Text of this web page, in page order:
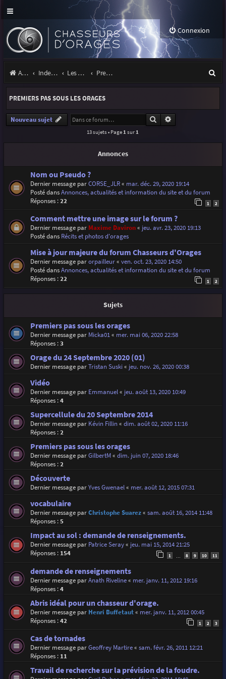
Connexion
Accueil Index du forum Les orages Premiers pas sous les orages
e
r
PREMIERS PAS SOUS LES ORAGES
Nouveau sujet Rechercher
13 sujets • Page 1 sur 1
Annonces
Nom ou Pseudo ?
Dernier message parCORSE_JLR« mar. déc. 29, 2020 19:14
Posté dansAnnonces, actualités et information du site et du forum
Réponses :22 1 2
Comment mettre une image sur le forum ?
Dernier message par Maxime Daviron« jeu. avr. 23, 2020 19:13
Posté dans Récits et photos d'orages
Mise à jour majeure du forum Chasseurs d'Orages
Dernier message parorpailleur« ven. oct. 23, 2020 14:50
Posté dansAnnonces, actualités et information du site et du forum
Réponses :22 1 2
Sujets
Premiers pas sous les orages
Dernier message par Micka01« mer. mai 06, 2020 22:58
Réponses :3
Orage du 24 Septembre 2020 (01)
Dernier message parTristan Suski« jeu. nov. 26, 2020 00:38
Vidéo
Dernier message par Emmanuel« jeu. août 13, 2020 10:49
Réponses :4
Supercellule du 20 Septembre 2014
Dernier message par Kévin Fillin« dim. août 02, 2020 11:16
Réponses :2
Premiers pas sous les orages
Dernier message parGilbertM« dim. juin 07, 2020 18:46
Réponses :2
Découverte
Dernier message parYves Gwenael« mer. août 12, 2015 07:31
vocabulaire
Dernier message parChristophe Suarez« sam. août 16, 2014 11:48
Réponses :5
Impact au sol : demande de renseignements.
Dernier message par Patrice Seray« jeu. mai 15, 2014 21:25
Réponses : 154 1 8 9 10 11
demande de renseignements
Dernier message parAnath Riveline« mer. janv. 11, 2012 19:16
Réponses :4
Abris idéal pour un chasseur d'orage.
Dernier message par Henri Buffetaut« mer. janv. 11, 2012 00:45
Réponses :42 1 2 3
Cas de tornades
Dernier message parGeoffrey Martire« sam. févr. 26, 2011 12:21
Réponses : 11
Travail de recherche sur la prévision de la foudre.